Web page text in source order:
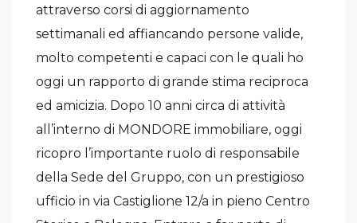
attraverso corsi di aggiornamento
settimanali ed affiancando persone valide,
molto competenti e capaci con le quali ho
oggi un rapporto di grande stima reciproca
ed amicizia. Dopo 10 anni circa di attività
all’interno di MONDORE immobiliare, oggi
ricopro l’importante ruolo di responsabile
della Sede del Gruppo, con un prestigioso
ufficio in via Castiglione 12/a in pieno Centro